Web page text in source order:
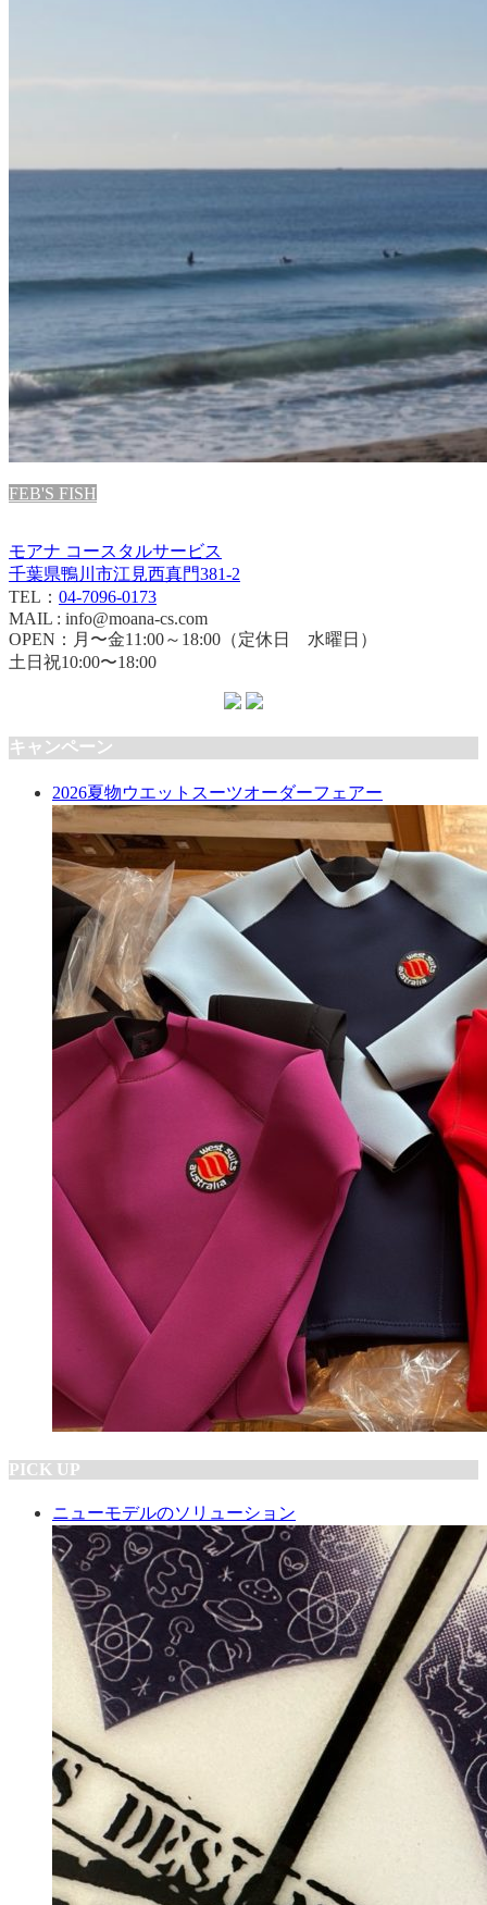
FEB'S FISH
モアナ コースタルサービス
千葉県鴨川市江見西真門381-2
TEL： 04-7096-0173
MAIL : info@moana-cs.com
OPEN：月〜金11:00～18:00（定休日 水曜日）
土日祝10:00〜18:00
キャンペーン
2026夏物ウエットスーツオーダーフェアー
PICK UP
ニューモデルのソリューション